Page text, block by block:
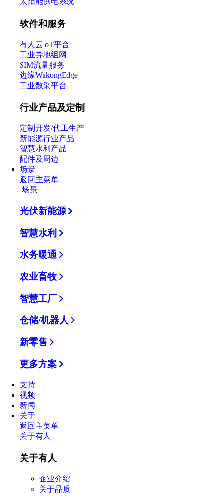
软件和服务
有人云loT平台
工业异地组网
SIM流量服务
边缘WukongEdge
工业数采平台
行业产品及定制
定制开发/代工生产
新能源行业产品
智慧水利产品
配件及周边
场景
返回主菜单
场景
光伏新能源
智慧水利
水务暖通
农业畜牧
智慧工厂
仓储/机器人
新零售
更多方案
支持
视频
新闻
关于
返回主菜单
关于有人
关于有人
企业介绍
关于品质